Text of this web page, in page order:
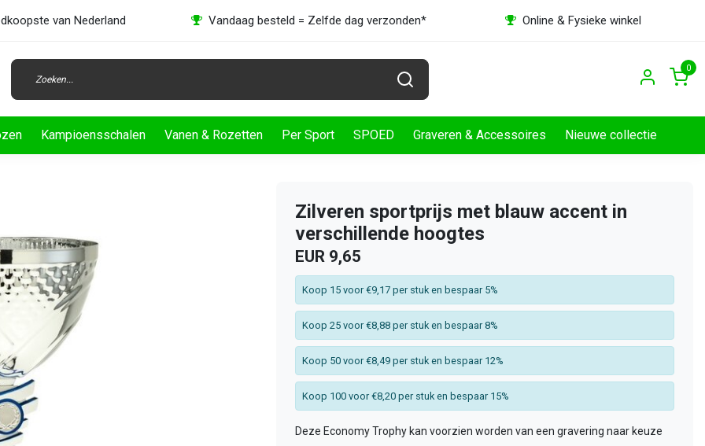
van Nederland Vandaag besteld = Zelfde dag verzonden* Online & Fysieke winkel
0
Kampioensschalen Vanen & Rozetten Per Sport SPOED Graveren & Accessoires Nieuwe collectie
Zilveren sportprijs met blauw accent in
verschillende hoogtes
EUR 9,65
Koop 15 voor €9,17 per stuk en bespaar 5%
Koop 25 voor €8,88 per stuk en bespaar 8%
Koop 50 voor €8,49 per stuk en bespaar 12%
Koop 100 voor €8,20 per stuk en bespaar 15%
Deze Economy Trophy kan voorzien worden van een gravering naar keuze